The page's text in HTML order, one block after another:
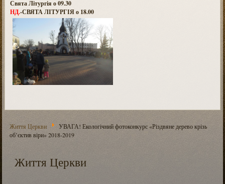
Свята Літургія о 09.30
НД.-СВЯТА ЛІТУРГІЯ о 18.00
Життя Церкви
УВАГА! Екологічний фотоконкурс «Різдвяне дерево крізь
об’єктив віри» 2018-2019
Життя Церкви